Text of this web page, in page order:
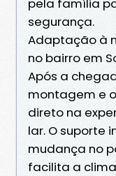
pela família
segurança.
Adaptação à
no bairro em
Após a
montagem e
direto na
lar. O suporte
mudança no
facilita a